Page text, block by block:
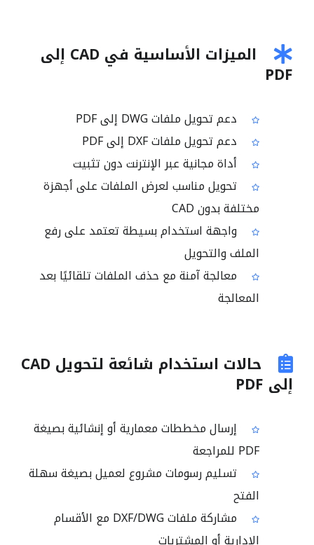
الميزات الأساسية في CAD إلى
PDF
دعم تحويل ملفات DWG إلى PDF
دعم تحويل ملفات DXF إلى PDF
أداة مجانية عبر الإنترنت دون تثبيت
تحويل مناسب لعرض الملفات على أجهزة
مختلفة بدون CAD
واجهة استخدام بسيطة تعتمد على رفع
الملف والتحويل
معالجة آمنة مع حذف الملفات تلقائيًا بعد
المعالجة
حالات استخدام شائعة لتحويل CAD
إلى PDF
إرسال مخططات معمارية أو إنشائية بصيغة
PDF للمراجعة
تسليم رسومات مشروع لعميل بصيغة سهلة
الفتح
مشاركة ملفات DXF/DWG مع الأقسام
الإدارية أو المشتريات